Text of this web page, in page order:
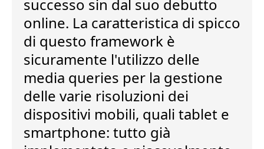
successo sin dal suo debutto
online. La caratteristica di spicco
di questo framework è
sicuramente l'utilizzo delle
media queries per la gestione
delle varie risoluzioni dei
dispositivi mobili, quali tablet e
smartphone: tutto già